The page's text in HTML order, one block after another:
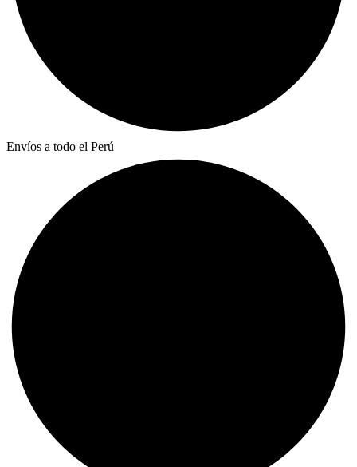
Envíos a todo el Perú